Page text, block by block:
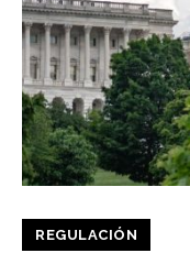
REGULACIÓN